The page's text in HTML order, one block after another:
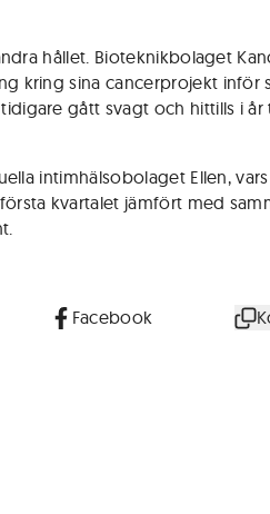
hållet. Bioteknikbolaget
kring sina cancerprojekt inför
gått svagt och hittills i år
intimhälsobolaget Ellen, vars
kvartalet jämfört med
Facebook